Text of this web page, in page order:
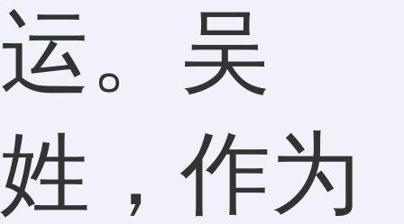
运。吴
姓，作为